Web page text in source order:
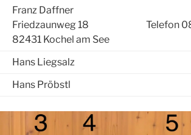
Franz Daffner
Friedzaunweg 18
82431 Kochel am See
Telefon
Hans Liegsalz
Hans Pröbstl